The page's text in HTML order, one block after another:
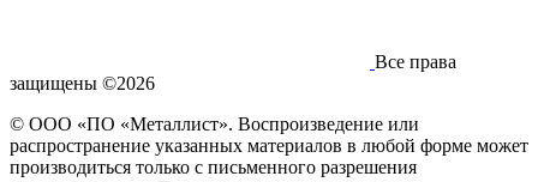
Все права
защищены ©2026
© ООО «ПО «Металлист». Воспроизведение или
распространение указанных материалов в любой форме может
производиться только с письменного разрешения